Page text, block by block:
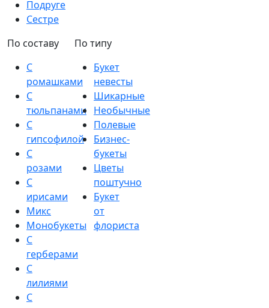
Подруге
Сестре
По составу
С
ромашками
С
тюльпанами
С
гипсофилой
С
розами
С
ирисами
Микс
Монобукеты
С
герберами
С
лилиями
С
По типу
Букет
невесты
Шикарные
Необычные
Полевые
Бизнес-
букеты
Цветы
поштучно
Букет
от
флориста